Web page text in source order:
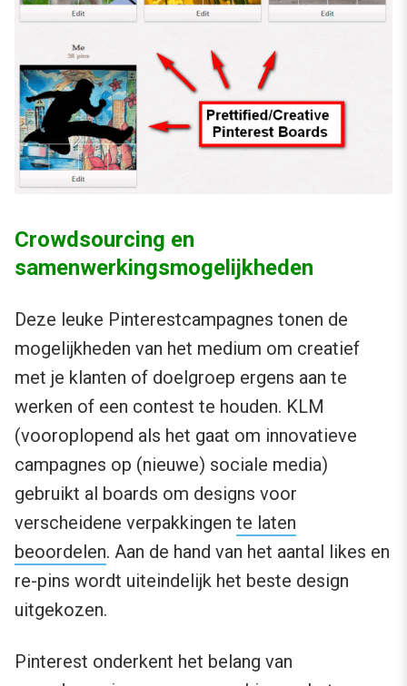
Crowdsourcing en
samenwerkingsmogelijkheden
Deze leuke Pinterestcampagnes tonen de
mogelijkheden van het medium om creatief
met je klanten of doelgroep ergens aan te
werken of een contest te houden. KLM
(vooroplopend als het gaat om innovatieve
campagnes op (nieuwe) sociale media)
gebruikt al boards om designs voor
verscheidene verpakkingen te laten
beoordelen. Aan de hand van het aantal likes en
re-pins wordt uiteindelijk het beste design
uitgekozen.
Pinterest onderkent het belang van